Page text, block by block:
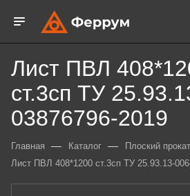
Лист ПВЛ
ст.3сп ТУ
03876796-2019
Главная — Каталог — Плоский прокат
Лист ПВЛ 408*1200 ст.3сп ТУ 25.93.13-